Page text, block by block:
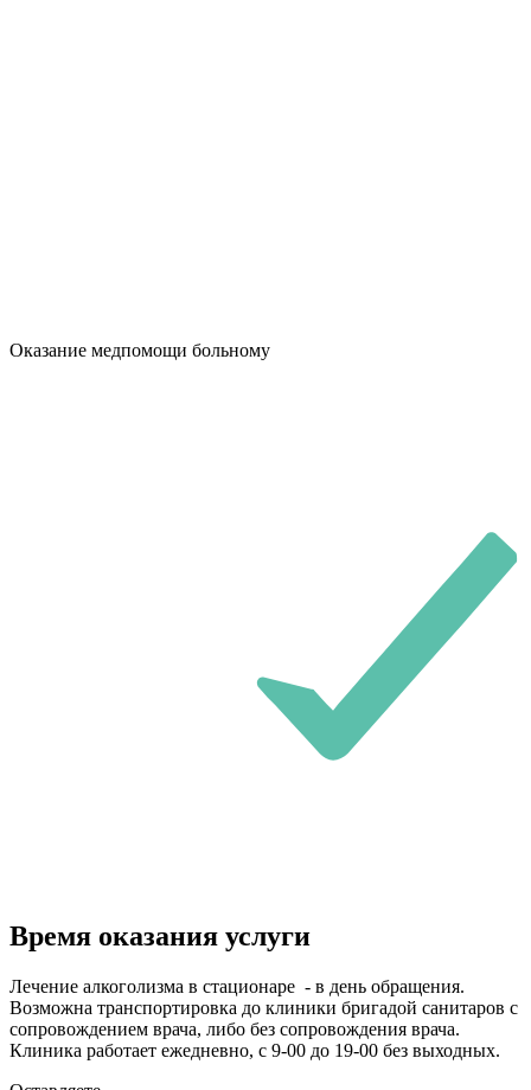
Оказание медпомощи больному
Время оказания услуги
Лечение алкоголизма в стационаре - в день обращения.
Возможна транспортировка до клиники бригадой санитаров с
сопровождением врача, либо без сопровождения врача.
Клиника работает ежедневно, с 9-00 до 19-00 без выходных.